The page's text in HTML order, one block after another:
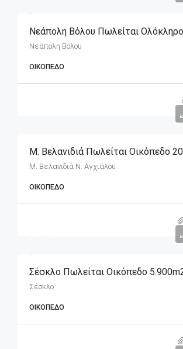
Νεάπολη Βόλου
ΟΙΚΌΠΕΔΟ
Μ. Βελανιδιά Πωλείται Οικόπεδο
Μ. Βελανιδιά Ν. Αγχιάλου
ΟΙΚΌΠΕΔΟ
Σέσκλο Πωλείται Οικόπεδο
Σέσκλο
ΟΙΚΌΠΕΔΟ